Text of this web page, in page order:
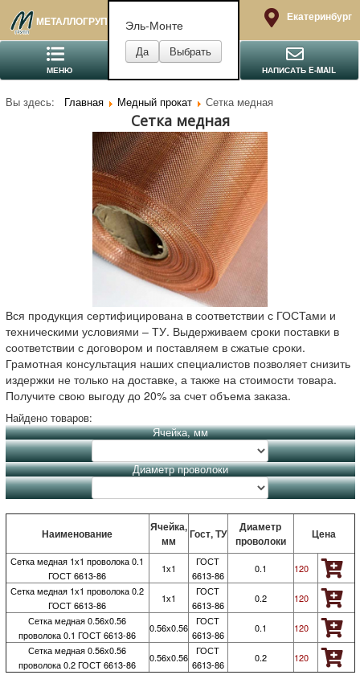
МЕТАЛЛОГРУПП Екатеринбург
МЕНЮ НАПИСАТЬ E-MAIL
Вы здесь: Главная Медный прокат Сетка медная
Сетка медная
Вся продукция сертифицирована в соответствии с ГОСТами и
техническими условиями – ТУ. Выдерживаем сроки поставки в
соответствии с договором и поставляем в сжатые сроки.
Грамотная консультация наших специалистов позволяет снизить
издержки не только на доставке, а также на стоимости товара.
Получите свою выгоду до 20% за счет объема заказа.
Найдено товаров:
Ячейка, мм
Диаметр проволоки
Наименование
Ячейка,
мм
Гост, ТУ
Диаметр
проволоки
Цена
Сетка медная 1х1 проволока 0.1
ГОСТ 6613-86
1х1
ГОСТ
6613-86
0.1
120
Сетка медная 1х1 проволока 0.2
ГОСТ 6613-86
1х1
ГОСТ
6613-86
0.2
120
Сетка медная 0.56х0.56
проволока 0.1 ГОСТ 6613-86
0.56х0.56
ГОСТ
6613-86
0.1
120
Сетка медная 0.56х0.56
проволока 0.2 ГОСТ 6613-86
0.56х0.56
ГОСТ
6613-86
0.2 120
Эль-Монте